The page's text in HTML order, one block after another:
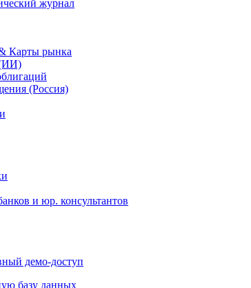
журнал
Карты рынка
(Россия)
и юр. консультантов